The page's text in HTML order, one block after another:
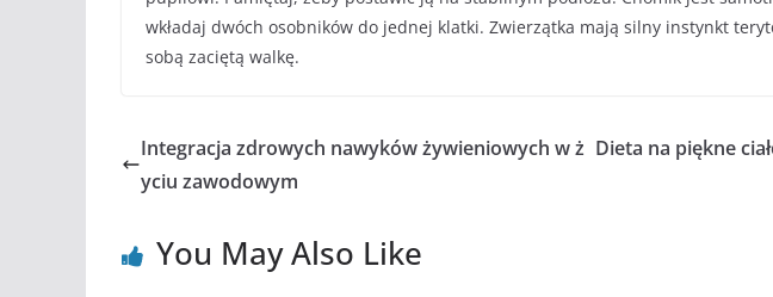
wkładaj dwóch osobników do jednej klatki. Zwierzątka mają silny instynkt
sobą zaciętą walkę.
Integracja zdrowych nawyków żywieniowych w ż
yciu zawodowym
Dieta na piękne
You May Also Like